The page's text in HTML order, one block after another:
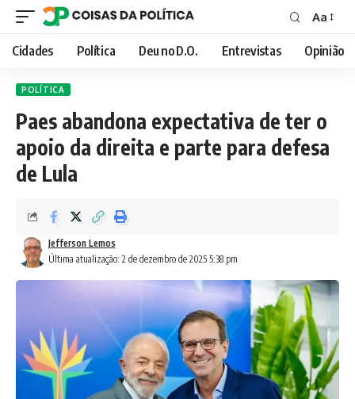
Font
Resizer
Aa
Cidades Política Deu no D.O. Entrevistas Opinião
POLÍTICA
Paes abandona expectativa de ter o
apoio da direita e parte para defesa
de Lula
Última atualização: 2 de dezembro de 2025 5:38 pm
Jefferson Lemos